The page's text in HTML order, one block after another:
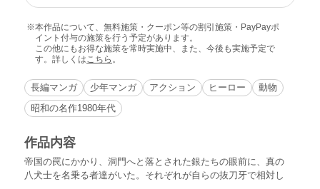
本作品について、無料施策・クーポン等の割引施策・PayPayポ
イント付与の施策を行う予定があります。
この他にもお得な施策を常時実施中、また、今後も実施予定で
す。詳しくはこちら 。
長編マンガ 少年マンガ アクション ヒーロー
動物
昭和の名作1980年代
作品内容
帝国の罠にかかり、洞門へと落とされた銀たちの眼前に、真の
八犬士を名乗る者達がいた。それぞれが自らの抜刀牙で相対し